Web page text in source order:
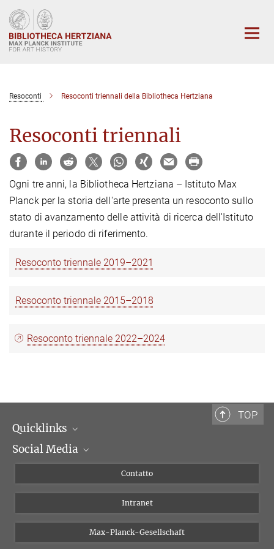
Main-
Content
Resoconti Resoconti triennali della Bibliotheca Hertziana
Resoconti triennali
Ogni tre anni, la Bibliotheca Hertziana – Istituto Max
Planck per la storia dell'arte presenta un resoconto sullo
stato di avanzamento delle attività di ricerca dell'Istituto
durante il periodo di riferimento.
Resoconto triennale 2019–2021
Resoconto triennale 2015–2018
Resoconto triennale 2022–2024
TOP
Quicklinks
Dipartimenti di ricerca
Social Media
Instagram
Bluesky
Contatto
Intranet
Max-Planck-Gesellschaft